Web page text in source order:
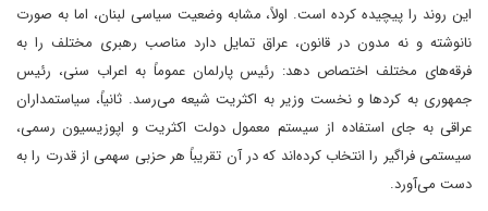
این روند را پیچیده کرده است. اولاً، مشابه وضعیت سیاسی لبنان، اما به صورت
نانوشته و نه مدون در قانون، عراق تمایل دارد مناصب رهبری مختلف را به
فرقه‌های مختلف اختصاص دهد: رئیس پارلمان عموماً به اعراب سنی، رئیس
جمهوری به کردها و نخست وزیر به اکثریت شیعه می‌رسد. ثانیاً، سیاستمداران
عراقی به جای استفاده از سیستم معمول دولت اکثریت و اپوزیسیون رسمی،
سیستمی فراگیر را انتخاب کرده‌اند که در آن تقریباً هر حزبی سهمی از قدرت را به
دست می‌آورد.